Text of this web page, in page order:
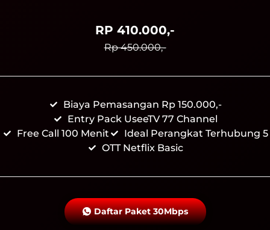
RP 410.000,-
Rp 450.000,-
Biaya Pemasangan Rp 150.000,-
Entry Pack UseeTV 77 Channel
Free Call 100 Menit
Ideal Perangkat Terhubung 5
OTT Netflix Basic
Daftar Paket 30Mbps